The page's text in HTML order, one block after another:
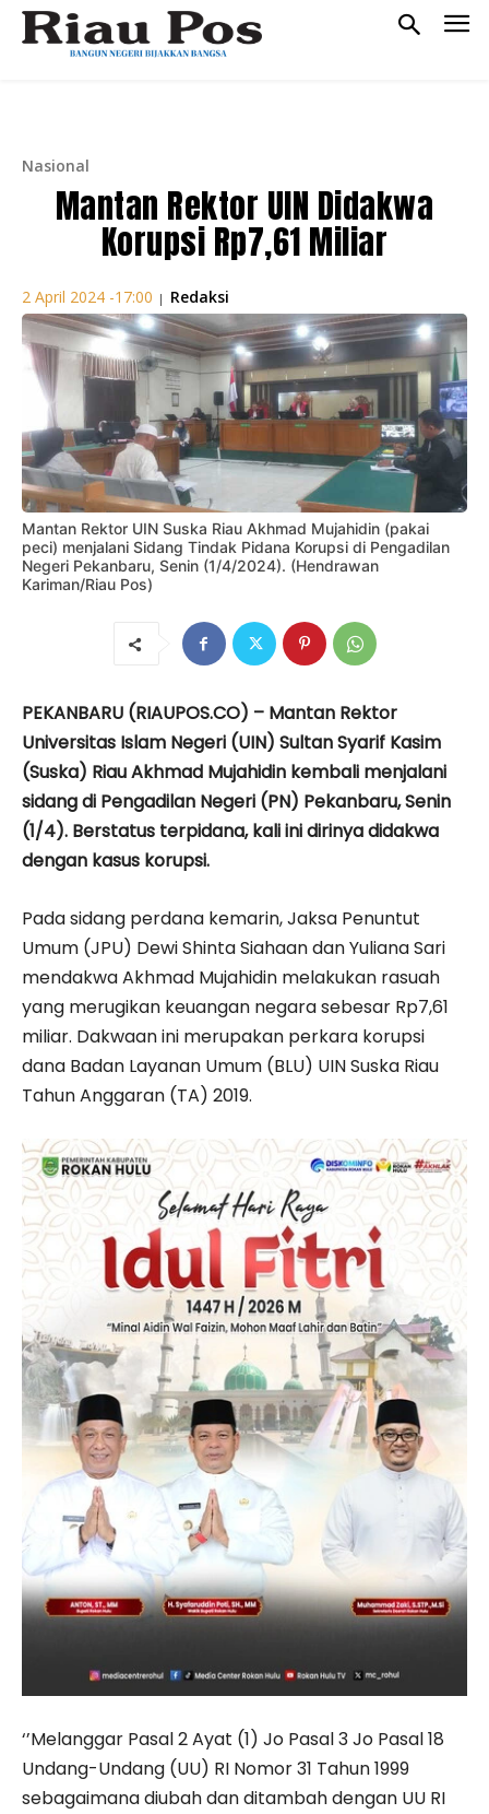
Nasional
Mantan Rektor UIN Didakwa
Korupsi Rp7,61 Miliar
2 April 2024 -17:00 | Redaksi
Mantan Rektor UIN Suska Riau Akhmad Mujahidin (pakai
peci) menjalani Sidang Tindak Pidana Korupsi di Pengadilan
Negeri Pekanbaru, Senin (1/4/2024). (Hendrawan
Kariman/Riau Pos)
PEKANBARU (RIAUPOS.CO) – Mantan Rektor
Universitas Islam Negeri (UIN) Sultan Syarif Kasim
(Suska) Riau Akhmad Mujahidin kembali menjalani
sidang di Pengadilan Negeri (PN) Pekanbaru, Senin
(1/4). Berstatus terpidana, kali ini dirinya didakwa
dengan kasus korupsi.
Pada sidang perdana kemarin, Jaksa Penuntut
Umum (JPU) Dewi Shinta Siahaan dan Yuliana Sari
mendakwa Akhmad Mujahidin melakukan rasuah
yang merugikan keuangan negara sebesar Rp7,61
miliar. Dakwaan ini merupakan perkara korupsi
dana Badan Layanan Umum (BLU) UIN Suska Riau
Tahun Anggaran (TA) 2019.
‘’Melanggar Pasal 2 Ayat (1) Jo Pasal 3 Jo Pasal 18
Undang-Undang (UU) RI Nomor 31 Tahun 1999
sebagaimana diubah dan ditambah dengan UU RI